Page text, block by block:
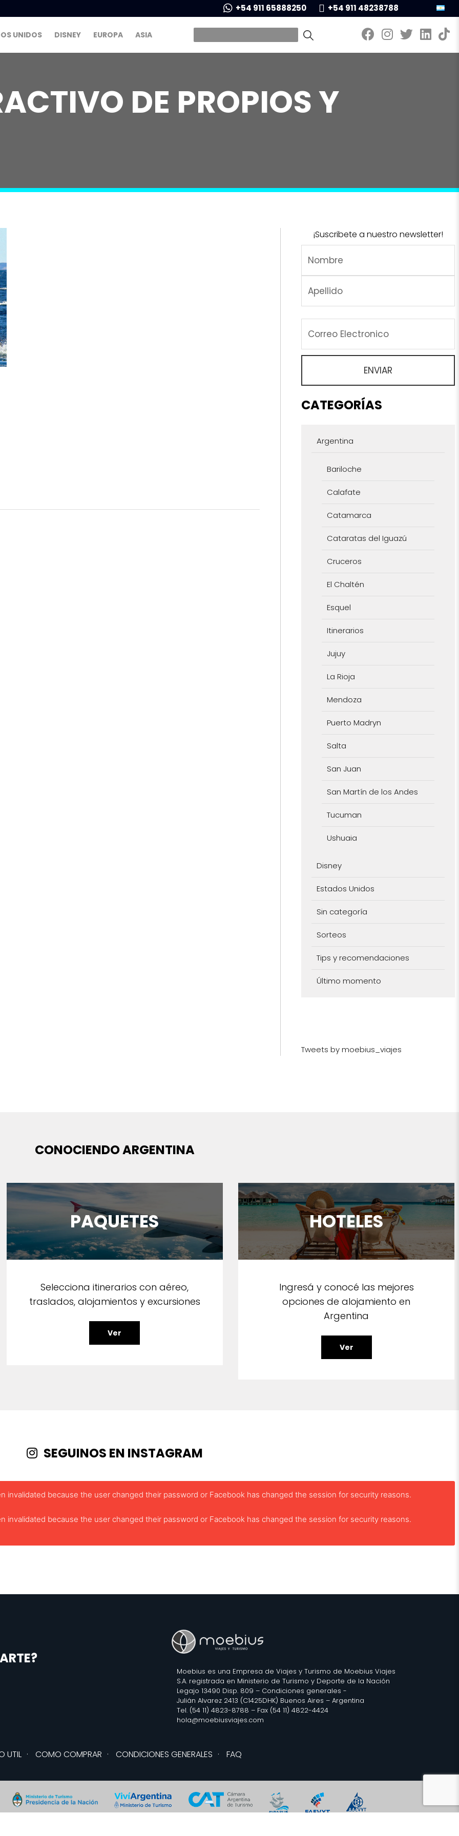
+54 911 65888250 +54 911 48238788
UNIDOS DISNEY EUROPA ASIA
DE PROPIOS Y
¡Suscribete a nuestro newsletter!
CATEGORÍAS
Argentina
Bariloche
Calafate
Catamarca
Cataratas del Iguazú
Cruceros
El Chaltén
Esquel
Itinerarios
Jujuy
La Rioja
Mendoza
Puerto Madryn
Salta
San Juan
San Martín de los Andes
Tucuman
Ushuaia
Disney
Estados Unidos
Sin categoría
Sorteos
Tips y recomendaciones
Último momento
Tweets by moebius_viajes
CONOCIENDO ARGENTINA
PAQUETES
Selecciona itinerarios con aéreo,
traslados, alojamientos y excursiones
Ver
HOTELES
Ingresá y conocé las mejores
opciones de alojamiento en
Argentina
Ver
SEGUINOS EN INSTAGRAM
invalidated because the user changed their password or Facebook has changed the session for security reasons.
invalidated because the user changed their password or Facebook has changed the session for security reasons.
Moebius es una Empresa de Viajes y Turismo de Moebius Viajes
S.A. registrada en Ministerio de Turismo y Deporte de la Nación
Legajo 13490 Disp. 809 – Condiciones generales -
Julián Alvarez 2413 (C1425DHK) Buenos Aires – Argentina
Tel. (54 11) 4823-8788 – Fax (54 11) 4822-4424
hola@moebiusviajes.com
UTIL · COMO COMPRAR · CONDICIONES GENERALES · FAQ